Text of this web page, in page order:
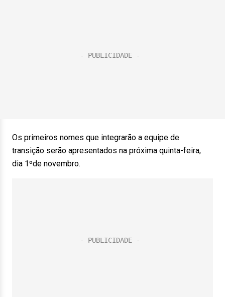
Os primeiros nomes que integrarão a equipe de
transição serão apresentados na próxima quinta-feira,
dia 1ºde novembro.